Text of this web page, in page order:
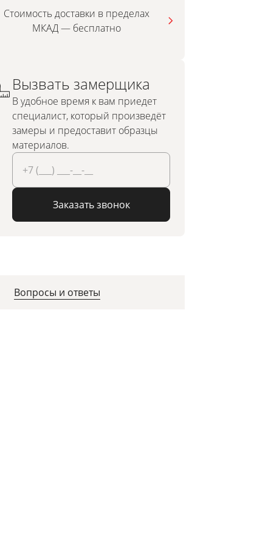
Стоимость доставки в пределах
МКАД — бесплатно
Вызвать замерщика
В удобное время к вам приедет
специалист, который произведёт
замеры и предоставит образцы
материалов.
Заказать звонок
Вопросы и ответы